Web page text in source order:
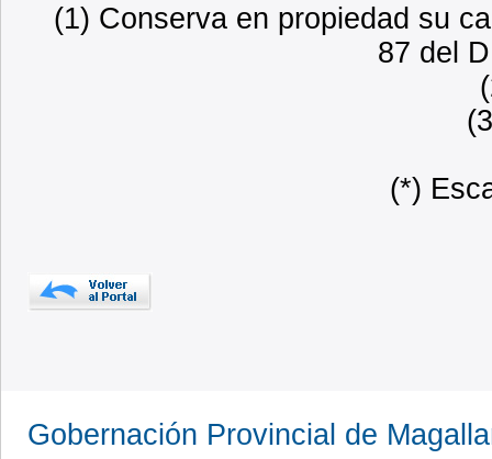
(1) Conserva en propiedad su
87 del
(*)
Gobernación Provincial de